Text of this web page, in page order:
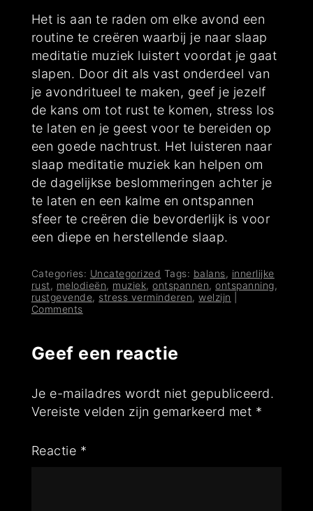
Het is aan te raden om elke avond een
routine te creëren waarbij je naar slaap
meditatie muziek luistert voordat je gaat
slapen. Door dit als vast onderdeel van
je avondritueel te maken, geef je jezelf
de kans om tot rust te komen, stress los
te laten en je geest voor te bereiden op
een goede nachtrust. Het luisteren naar
slaap meditatie muziek kan helpen om
de dagelijkse beslommeringen achter je
te laten en een kalme en ontspannen
sfeer te creëren die bevorderlijk is voor
een diepe en herstellende slaap.
Categories: Uncategorized Tags: balans, innerlijke
rust , melodieën, muziek,ontspannen,ontspanning,
rustgevende, stress verminderen,welzijn
Comments
Geef een reactie
Je e-mailadres wordt niet gepubliceerd.
Vereiste velden zijn gemarkeerd met *
Reactie *